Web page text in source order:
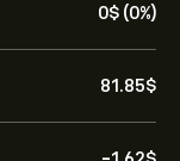
0‎$‎ (0%)
81.85‎$‎